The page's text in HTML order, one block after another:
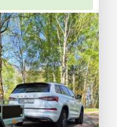
plochou
bočnice)